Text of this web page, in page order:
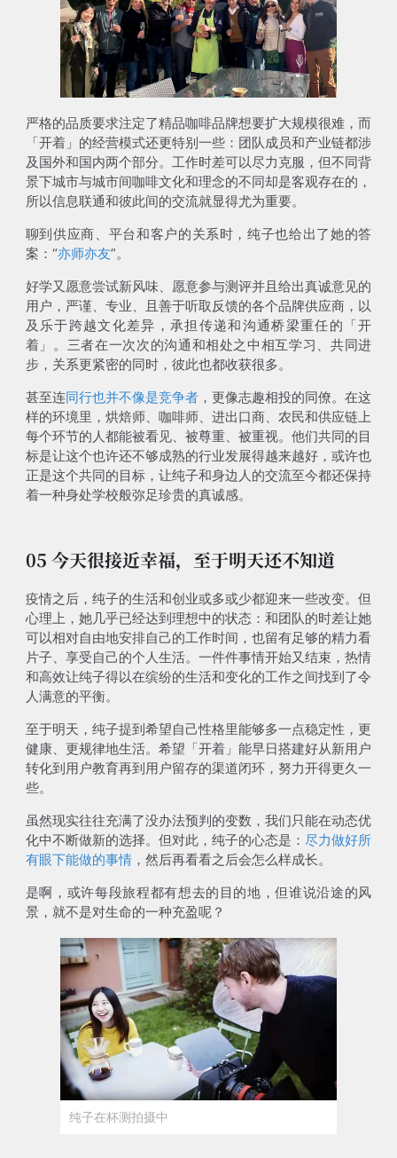
严格的品质要求注定了精品咖啡品牌想要扩大规模很难，而
「开着」的经营模式还更特别一些：团队成员和产业链都涉
及国外和国内两个部分。工作时差可以尽力克服，但不同背
景下城市与城市间咖啡文化和理念的不同却是客观存在的，
所以信息联通和彼此间的交流就显得尤为重要。
聊到供应商、平台和客户的关系时，纯子也给出了她的答
案：“亦师亦友”。
好学又愿意尝试新风味、愿意参与测评并且给出真诚意见的
用户，严谨、专业、且善于听取反馈的各个品牌供应商，以
及乐于跨越文化差异，承担传递和沟通桥梁重任的「开
着」。三者在一次次的沟通和相处之中相互学习、共同进
步，关系更紧密的同时，彼此也都收获很多。
甚至连同行也并不像是竞争者 ，更像志趣相投的同僚。在这
样的环境里，烘焙师、咖啡师、进出口商、农民和供应链上
每个环节的人都能被看见、被尊重、被重视。他们共同的目
标是让这个也许还不够成熟的行业发展得越来越好，或许也
正是这个共同的目标，让纯子和身边人的交流至今都还保持
着一种身处学校般弥足珍贵的真诚感。
05 今天很接近幸福，至于明天还不知道
疫情之后，纯子的生活和创业或多或少都迎来一些改变。但
心理上，她几乎已经达到理想中的状态：和团队的时差让她
可以相对自由地安排自己的工作时间，也留有足够的精力看
片子、享受自己的个人生活。一件件事情开始又结束，热情
和高效让纯子得以在缤纷的生活和变化的工作之间找到了令
人满意的平衡。
至于明天，纯子提到希望自己性格里能够多一点稳定性，更
健康、更规律地生活。希望「开着」能早日搭建好从新用户
转化到用户教育再到用户留存的渠道闭环，努力开得更久一
些。
虽然现实往往充满了没办法预判的变数，我们只能在动态优
化中不断做新的选择。但对此，纯子的心态是： 尽力做好所
有眼下能做的事情，然后再看看之后会怎么样成长。
是啊，或许每段旅程都有想去的目的地，但谁说沿途的风
景，就不是对生命的一种充盈呢？
纯子在杯测拍摄中